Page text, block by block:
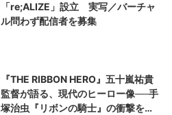
「re;ALIZE」設立 実写／バーチャ
ル問わず配信者を募集
『THE RIBBON HERO』五十嵐祐貴
監督が語る、現代のヒーロー像──手
塚治虫『リボンの騎士』の衝撃を再